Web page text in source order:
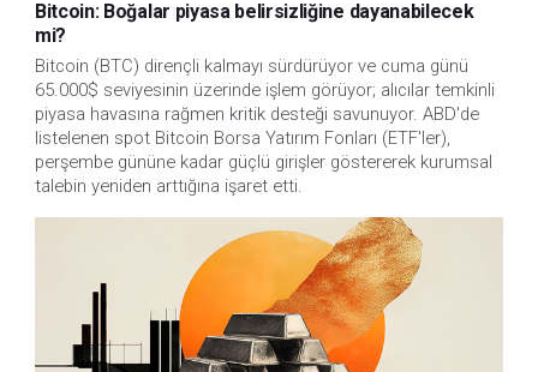
Bitcoin: Boğalar piyasa belirsizliğine dayanabilecek
mi?
Bitcoin (BTC) dirençli kalmayı sürdürüyor ve cuma günü
65.000$ seviyesinin üzerinde işlem görüyor; alıcılar temkinli
piyasa havasına rağmen kritik desteği savunuyor. ABD'de
listelenen spot Bitcoin Borsa Yatırım Fonları (ETF'ler),
perşembe gününe kadar güçlü girişler göstererek kurumsal
talebin yeniden arttığına işaret etti.